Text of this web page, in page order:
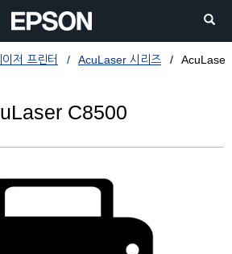
이저 프린터 AcuLaser 시리즈
C8500